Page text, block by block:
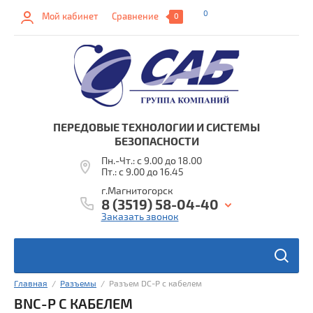
Мой кабинет Сравнение 0 0
ПЕРЕДОВЫЕ ТЕХНОЛОГИИ И СИСТЕМЫ
БЕЗОПАСНОСТИ
Пн.-Чт.: с 9.00 до 18.00
Пт.: с 9.00 до 16.45
г.Магнитогорск
8 (3519) 58-04-40
Заказать звонок
Главная
  /
Разъемы
  /  Разъем DC-P с кабелем
BNC-P С КАБЕЛЕМ